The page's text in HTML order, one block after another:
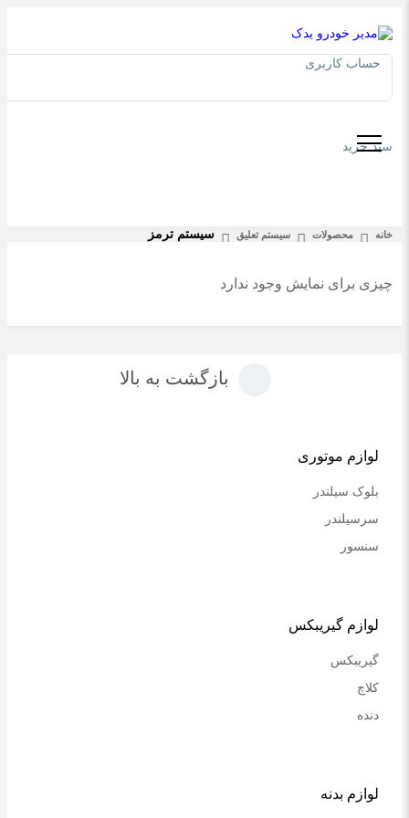
حساب کاربری
سبد خرید
خانه محصولات سیستم تعلیق سیستم ترمز
چیزی برای نمایش وجود ندارد
بازگشت به بالا
لوازم موتوری
بلوک سیلندر
سرسیلندر
سنسور
لوازم گیریبکس
گیریبکس
کلاچ
دنده
لوازم بدنه